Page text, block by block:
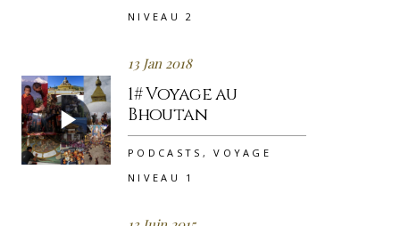
NIVEAU 2
13 Jan 2018
1# Voyage au
Bhoutan
PODCASTS ,VOYAGE
NIVEAU 1